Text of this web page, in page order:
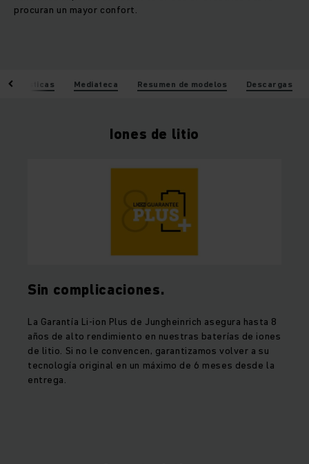
procuran un mayor confort.
Mediateca Resumen de modelos Descargas
Iones de litio
Sin complicaciones.
La Garantía Li-ion Plus de Jungheinrich asegura hasta 8
años de alto rendimiento en nuestras baterías de iones
de litio. Si no le convencen, garantizamos volver a su
tecnología original en un máximo de 6 meses desde la
entrega.